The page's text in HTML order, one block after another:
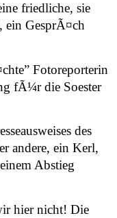
friedliche, sie
ein GesprÃ¤ch
Fotoreporterin
fÃ¼r die Soester
des
andere, ein Kerl,
Abstieg
hier nicht! Die